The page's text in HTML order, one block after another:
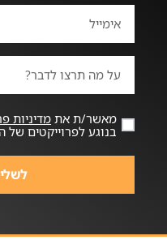
מאשר/ת את מדיניות
בנוגע לפרוייקטים של